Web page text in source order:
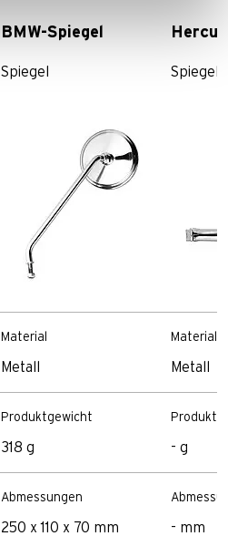
BMW-Spiegel
Spiegel
Material
Metall
Produktgewicht
318 g
Abmessungen
250 x 110 x 70 mm
Spiegel
Material
Metall
- g
- mm